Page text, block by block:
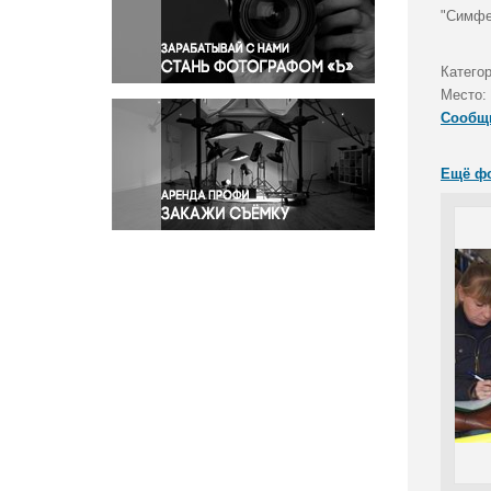
Правосудие
Происшествия и конфликты
Религия
Светская жизнь
Спорт
Экология
Экономика и бизнес
Место:
Ещё